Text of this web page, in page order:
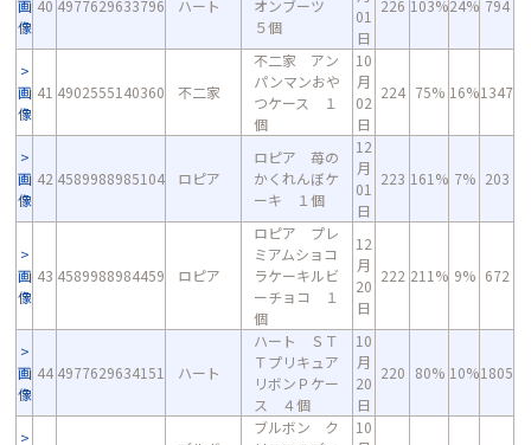
画
像
40 4977629633796 ハート
オンブーツ
５個
01
日
226 103%24% 794
画
像
41 4902555140360 不二家
不二家 アン
パンマンおや
つケース １
個
10
月
02
日
224 75% 16%1347
画
像
42 4589988985104 ロピア
ロピア 苺の
かくれんぼケ
ーキ １個
12
月
01
日
223 161% 7% 203
画
像
43 4589988984459 ロピア
ロピア プレ
ミアムショコ
ラケーキルビ
ーチョコ １
個
12
月
20
日
222 211% 9% 672
画
像
44 4977629634151 ハート
ハート ＳＴ
Ｔプリキュア
リボンＰケー
ス ４個
10
月
20
日
220 80% 10%1805
ブルボン ク
10